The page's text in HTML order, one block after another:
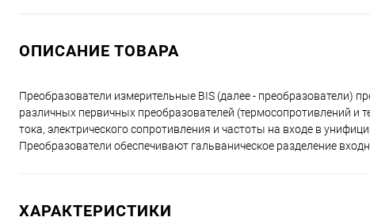
ОПИСАНИЕ ТОВАРА
Преобразователи измерительные BIS (далее - преобразователи)
различных первичных преобразователей (термосопротивлений и
тока, электрического сопротивления и частоты на входе в
Преобразователи обеспечивают гальваническое разделение
ХАРАКТЕРИСТИКИ